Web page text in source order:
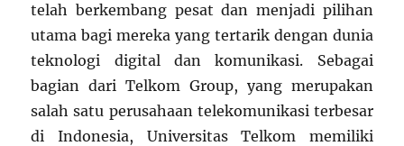
telah berkembang pesat dan menjadi pilihan
utama bagi mereka yang tertarik dengan dunia
teknologi digital dan komunikasi. Sebagai
bagian dari Telkom Group, yang merupakan
salah satu perusahaan telekomunikasi terbesar
di Indonesia, Universitas Telkom memiliki